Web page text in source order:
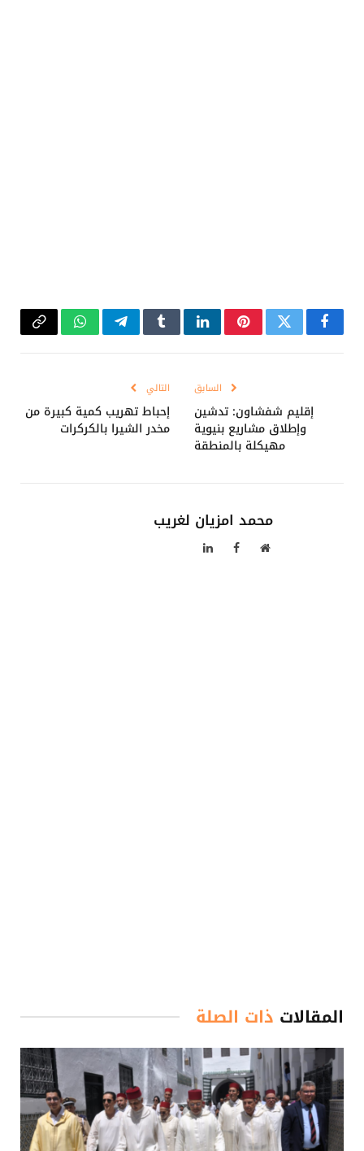
فيسبوكتويتر بينتيريستلينكدإنTumblrتيلقرامواتسابCopy
السابق
إقليم شفشاون: تدشين
وإطلاق مشاريع بنيوية
مهيكلة بالمنطقة
التالي
إحباط تهريب كمية كبيرة من
مخدر الشيرا بالكركرات
محمد امزيان لغريب
موقع فيسبوكلينكدإن
المقالات ذات الصلة